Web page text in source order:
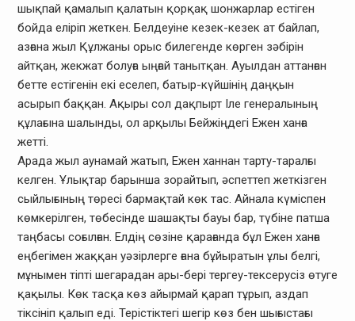
шықпай қамалып қалатын қорқақ шонжарлар естіген
бойда еліріп жеткен. Белдеуіне кезек-кезек ат байлап,
азғана жыл Құлжаны орыс билегенде көрген зәбірін
айтқан, жекжат болуға ыңғай танытқан. Ауылдан аттанған
бетте естігенін екі еселеп, батыр-күйшінің даңқын
асырып баққан. Ақыры сол дақпырт Іле генералының
құлағына шалынды, ол арқылы Бейжіңдегі Ежен ханға
жетті.
Арада жыл аунамай жатып, Ежен ханнан тарту-таралғы
келген. Ұлықтар барынша зорайтып, әспеттеп жеткізген
сыйлығының төресі бармақтай көк тас. Айнала күміспен
көмкерілген, төбесінде шашақты бауы бар, түбіне патша
таңбасы соғылған. Елдің сөзіне қарағанда бұл Ежен ханға
еңбегімен жаққан уәзірлерге ғана бұйыратын ұлы белгі,
мұнымен тіпті шегарадан ары-бері тергеу-тексерусіз өтуге
қақылы. Көк тасқа көз айырмай қарап тұрып, аздап
тіксініп қалып еді. Терістіктегі шегір көз бен шығыстағы